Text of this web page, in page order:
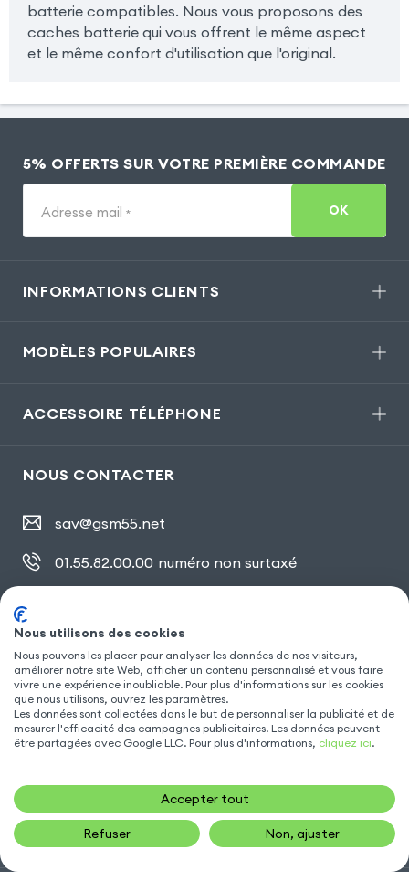
batterie compatibles. Nous vous proposons des
caches batterie qui vous offrent le même aspect
et le même confort d'utilisation que l'original.
5% OFFERTS SUR VOTRE PREMIÈRE COMMANDE
Adresse mail * OK
INFORMATIONS CLIENTS
MODÈLES POPULAIRES
ACCESSOIRE TÉLÉPHONE
NOUS CONTACTER
sav@gsm55.net
01.55.82.00.00 numéro non surtaxé
SUIVEZ NOUS
Nous utilisons des cookies
Nous pouvons les placer pour analyser les données de nos visiteurs,
améliorer notre site Web, afficher un contenu personnalisé et vous faire
vivre une expérience inoubliable. Pour plus d'informations sur les cookies
que nous utilisons, ouvrez les paramètres.
Les données sont collectées dans le but de personnaliser la publicité et de
mesurer l'efficacité des campagnes publicitaires. Les données peuvent
être partagées avec Google LLC. Pour plus d'informations, cliquez ici.
Accepter tout
Refuser Non, ajuster